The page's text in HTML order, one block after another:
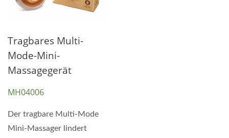
Tragbares Multi-
Mode-Mini-
Massagegerät
MH04006
Der tragbare Multi-Mode
Mini-Massager lindert